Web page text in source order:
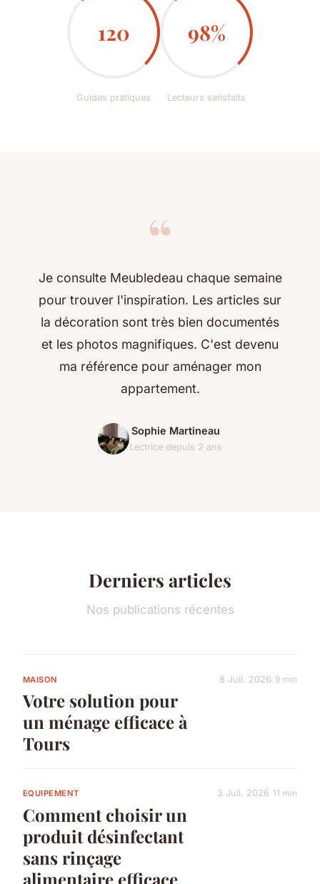
120
Guides pratiques
98%
Lecteurs satisfaits
“
Je consulte Meubledeau chaque semaine
pour trouver l'inspiration. Les articles sur
la décoration sont très bien documentés
et les photos magnifiques. C'est devenu
ma référence pour aménager mon
appartement.
Sophie Martineau
Lectrice depuis 2 ans
Derniers articles
Nos publications récentes
MAISON
Votre solution pour
un ménage efficace à
Tours
8 Juil. 2026 9 min
EQUIPEMENT
Comment choisir un
produit désinfectant
sans rinçage
alimentaire efficace
3 Juil. 2026 11 min